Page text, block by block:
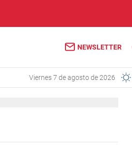
NEWSLETTER
viernes 7 de agosto de 2026